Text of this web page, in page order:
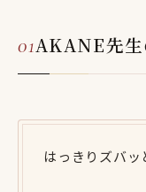
AKANE先
はっきりズバッ